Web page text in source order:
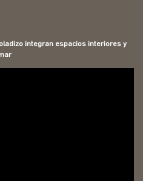
integran espacios interiores y